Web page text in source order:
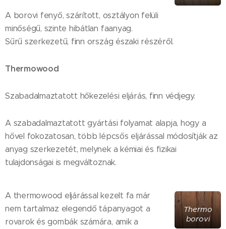
A borovi fenyő, szárított, osztályon felüli
minőségű, szinte hibátlan faanyag.
Sűrű szerkezetű, finn ország északi részéről.
Thermowood
Szabadalmaztatott hőkezelési eljárás, finn védjegy.
A szabadalmaztatott gyártási folyamat alapja, hogy a
hővel fokozatosan, több lépcsős eljárással módosítják az
anyag szerkezetét, melynek a kémiai és fizikai
tulajdonságai is megváltoznak.
Thermo
borovi
A thermowood eljárással kezelt fa már
nem tartalmaz elegendő tápanyagot a
rovarok és gombák számára, amik a